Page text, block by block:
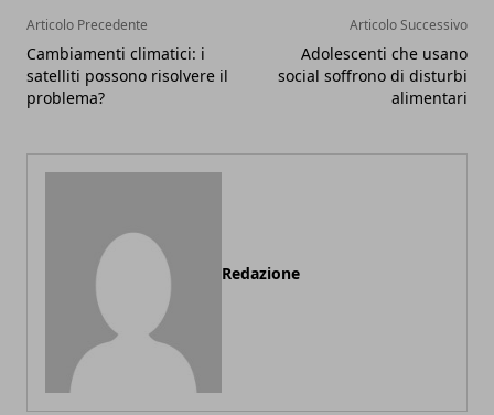
Articolo Precedente
Cambiamenti climatici: i
satelliti possono risolvere il
problema?
Articolo Successivo
Adolescenti che usano
social soffrono di disturbi
alimentari
Redazione